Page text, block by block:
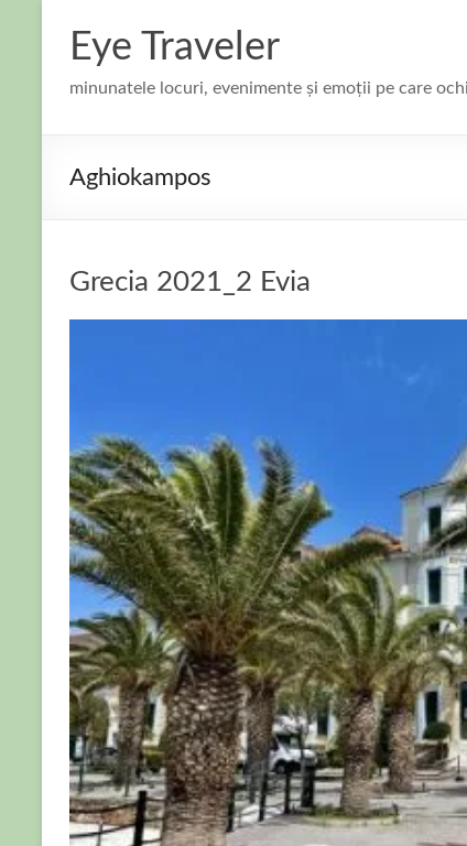
contentEye Traveler
minunatele locuri, evenimente și emoții pe care
Aghiokampos
Grecia 2021_2 Evia